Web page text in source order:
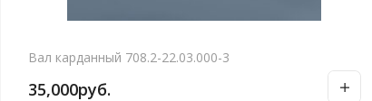
Вал карданный 708.2-22.03.000-3
35,000руб.